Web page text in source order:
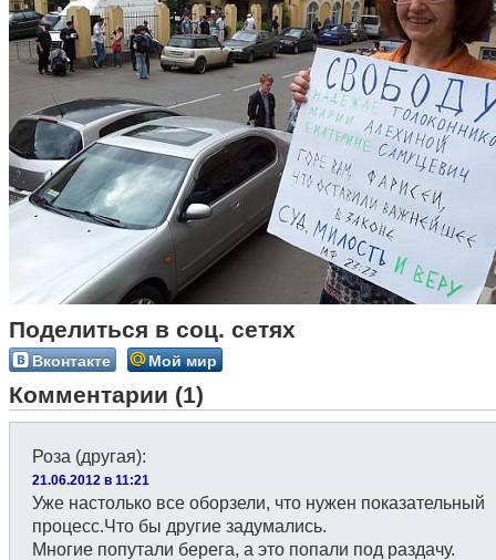
Поделиться в соц. сетях
Вконтакте Мой мир
Комментарии (1)
Роза (другая):
21.06.2012 в 11:21
Уже настолько все оборзели, что нужен показательный
процесс.Что бы другие задумались.
Многие попутали берега, а это попали под раздачу.